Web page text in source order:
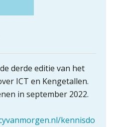
derde editie van het
ICT en Kengetallen.
in september 2022.
kennisdo
voor elk finance team
op klik is willekeurig. Zo
EBITDA-hefboom
financiële markt
Terneuzen